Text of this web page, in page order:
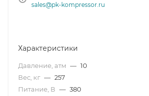
sales@pk-kompressor.ru
Характеристики
Давление, атм — 10
Вес, кг — 257
Питание, В — 380